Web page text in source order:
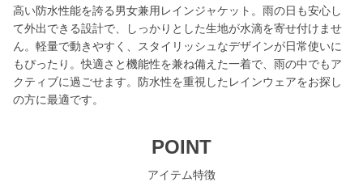
高い防水性能を誇る男女兼用レインジャケット。雨の日も安心し
て外出できる設計で、しっかりとした生地が水滴を寄せ付けませ
ん。軽量で動きやすく、スタイリッシュなデザインが日常使いに
もぴったり。快適さと機能性を兼ね備えた一着で、雨の中でもア
クティブに過ごせます。防水性を重視したレインウェアをお探し
の方に最適です。
POINT
アイテム特徴